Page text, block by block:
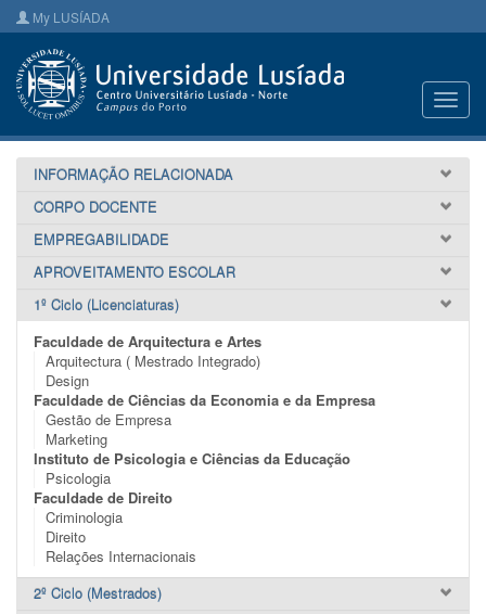
My LUSÍADA
INFORMAÇÃO RELACIONADA
CORPO DOCENTE
EMPREGABILIDADE
APROVEITAMENTO ESCOLAR
1º Ciclo (Licenciaturas)
Faculdade de Arquitectura e Artes
Arquitectura ( Mestrado Integrado)
Design
Faculdade de Ciências da Economia e da Empresa
Gestão de Empresa
Marketing
Instituto de Psicologia e Ciências da Educação
Psicologia
Faculdade de Direito
Criminologia
Direito
Relações Internacionais
2º Ciclo (Mestrados)